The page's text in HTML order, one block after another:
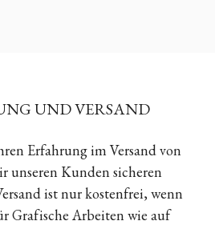
UND VERSAND
Erfahrung im Versand von
unseren Kunden sicheren
ist nur kostenfrei, wenn
Grafische Arbeiten wie auf